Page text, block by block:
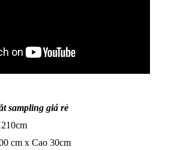
sampling giá rẻ
cm x Cao 30cm